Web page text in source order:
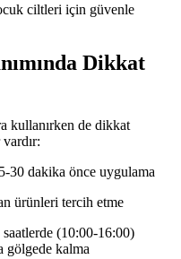
ciltleri için güvenle
Dikkat
kullanırken de dikkat
30 dakika önce uygulama
ürünleri tercih etme
saatlerde (10:00-16:00)
gölgede kalma